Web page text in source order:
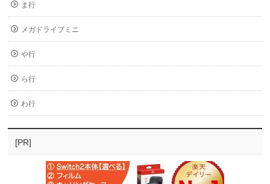
ま行
メガドライブミニ
や行
ら行
わ行
[PR]